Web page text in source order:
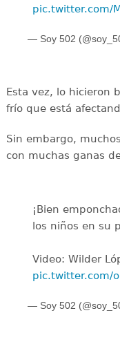
pic.twitter.com/
— Soy 502
Esta vez, lo hicieron
frío que está
Sin embargo,
con muchas ganas
¡Bien
los niños en su
Video: Wilder
pic.twitter.com/
— Soy 502